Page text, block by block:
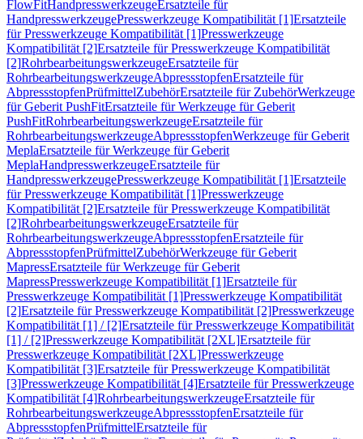
FlowFitHandpresswerkzeugeErsatzteile für
HandpresswerkzeugePresswerkzeuge Kompatibilität [1]Ersatzteile
für Presswerkzeuge Kompatibilität [1]Presswerkzeuge
Kompatibilität [2]Ersatzteile für Presswerkzeuge Kompatibilität
[2]RohrbearbeitungswerkzeugeErsatzteile für
RohrbearbeitungswerkzeugeAbpressstopfenErsatzteile für
AbpressstopfenPrüfmittelZubehörErsatzteile für ZubehörWerkzeuge
für Geberit PushFitErsatzteile für Werkzeuge für Geberit
PushFitRohrbearbeitungswerkzeugeErsatzteile für
RohrbearbeitungswerkzeugeAbpressstopfenWerkzeuge für Geberit
MeplaErsatzteile für Werkzeuge für Geberit
MeplaHandpresswerkzeugeErsatzteile für
HandpresswerkzeugePresswerkzeuge Kompatibilität [1]Ersatzteile
für Presswerkzeuge Kompatibilität [1]Presswerkzeuge
Kompatibilität [2]Ersatzteile für Presswerkzeuge Kompatibilität
[2]RohrbearbeitungswerkzeugeErsatzteile für
RohrbearbeitungswerkzeugeAbpressstopfenErsatzteile für
AbpressstopfenPrüfmittelZubehörWerkzeuge für Geberit
MapressErsatzteile für Werkzeuge für Geberit
MapressPresswerkzeuge Kompatibilität [1]Ersatzteile für
Presswerkzeuge Kompatibilität [1]Presswerkzeuge Kompatibilität
[2]Ersatzteile für Presswerkzeuge Kompatibilität [2]Presswerkzeuge
Kompatibilität [1] / [2]Ersatzteile für Presswerkzeuge Kompatibilität
[1] / [2]Presswerkzeuge Kompatibilität [2XL]Ersatzteile für
Presswerkzeuge Kompatibilität [2XL]Presswerkzeuge
Kompatibilität [3]Ersatzteile für Presswerkzeuge Kompatibilität
[3]Presswerkzeuge Kompatibilität [4]Ersatzteile für Presswerkzeuge
Kompatibilität [4]RohrbearbeitungswerkzeugeErsatzteile für
RohrbearbeitungswerkzeugeAbpressstopfenErsatzteile für
AbpressstopfenPrüfmittelErsatzteile für